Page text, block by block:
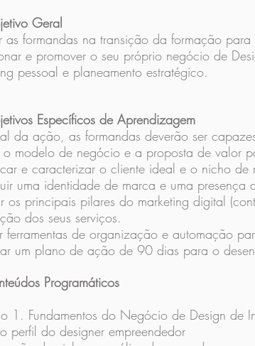
Geral
as formandas na transição da formação
e promover o seu próprio negócio de
pessoal e planeamento estratégico.
Específicos de Aprendizagem
da ação, as formandas deverão ser
o modelo de negócio e a proposta de valor
e caracterizar o cliente ideal e o nicho de
uma identidade de marca e uma presença
os principais pilares do marketing digital
dos seus serviços.
ferramentas de organização e automação
um plano de ação de 90 dias para o
Programáticos
1. Fundamentos do Negócio de Design de
perfil do designer empreendedor